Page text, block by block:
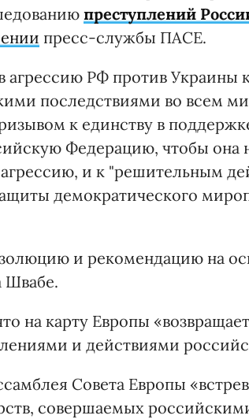
преступлений
пресс-службы ПАСЕ.
агрессию РФ против Украины
последствиями во всем
к единству в
Федерацию, чтобы она
и к "решительным
демократического
и рекомендацию на
Швабе.
на карту Европы
и действиями
Совета Европы
совершаемых